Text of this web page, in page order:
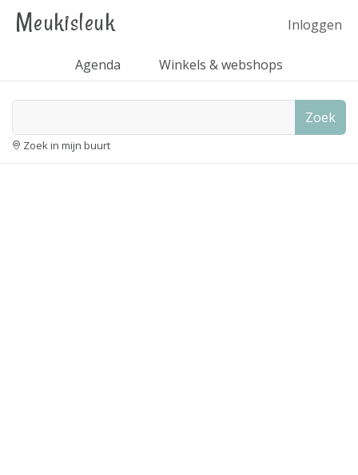
Meukisleuk Inloggen
Agenda Winkels & webshops
Zoek
Zoek in mijn buurt